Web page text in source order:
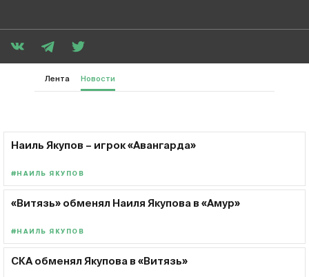
Лента Новости
Наиль Якупов – игрок «Авангарда»
#НАИЛЬ ЯКУПОВ
«Витязь» обменял Наиля Якупова в «Амур»
#НАИЛЬ ЯКУПОВ
СКА обменял Якупова в «Витязь»